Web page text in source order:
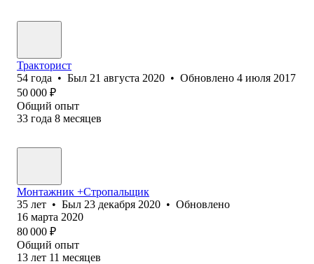
Тракторист
54 года • Был 21 августа 2020 • Обновлено 4 июля 2017
50 000 ₽
Общий опыт
33 года 8 месяцев
Монтажник +Стропальщик
35 лет • Был 23 декабря 2020 • Обновлено
16 марта 2020
80 000 ₽
Общий опыт
13 лет 11 месяцев